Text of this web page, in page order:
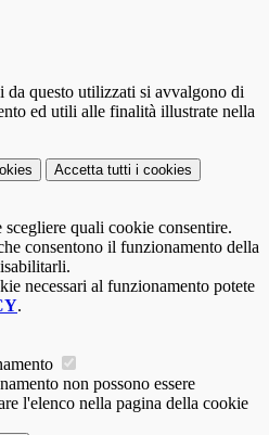
da questo utilizzati si avvalgono di
ed utili alle finalità illustrate nella
Accetta tutti i cookies
scegliere quali cookie consentire.
consentono il funzionamento della
necessari al funzionamento potete
.
non possono essere
l'elenco nella pagina della cookie